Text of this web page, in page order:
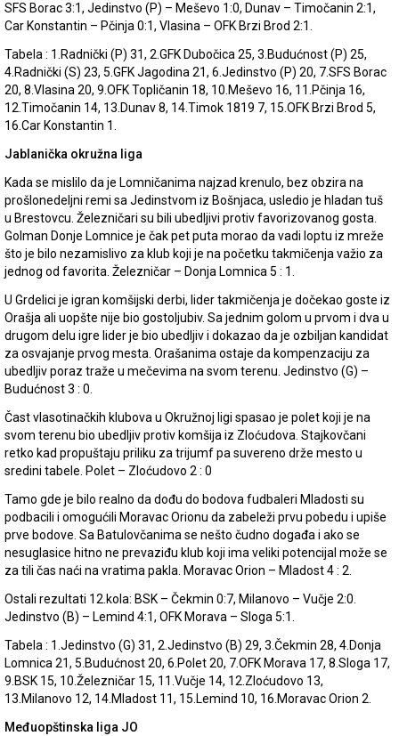
SFS Borac 3:1, Jedinstvo (P) – Meševo 1:0, Dunav – Timočanin 2:1,
Car Konstantin – Pčinja 0:1, Vlasina – OFK Brzi Brod 2:1.
Tabela : 1.Radnički (P) 31, 2.GFK Dubočica 25, 3.Budućnost (P) 25,
4.Radnički (S) 23, 5.GFK Jagodina 21, 6.Jedinstvo (P) 20, 7.SFS Borac
20, 8.Vlasina 20, 9.OFK Topličanin 18, 10.Meševo 16, 11.Pčinja 16,
12.Timočanin 14, 13.Dunav 8, 14.Timok 1819 7, 15.OFK Brzi Brod 5,
16.Car Konstantin 1.
Jablanička okružna liga
Kada se mislilo da je Lomničanima najzad krenulo, bez obzira na
prošlonedeljni remi sa Jedinstvom iz Bošnjaca, usledio je hladan tuš
u Brestovcu. Železničari su bili ubedljivi protiv favorizovanog gosta.
Golman Donje Lomnice je čak pet puta morao da vadi loptu iz mreže
što je bilo nezamislivo za klub koji je na početku takmičenja važio za
jednog od favorita. Železničar – Donja Lomnica 5 : 1.
U Grdelici je igran komšijski derbi, lider takmičenja je dočekao goste iz
Orašja ali uopšte nije bio gostoljubiv. Sa jednim golom u prvom i dva u
drugom delu igre lider je bio ubedljiv i dokazao da je ozbiljan kandidat
za osvajanje prvog mesta. Orašanima ostaje da kompenzaciju za
ubedljiv poraz traže u mečevima na svom terenu. Jedinstvo (G) –
Budućnost 3 : 0.
Čast vlasotinačkih klubova u Okružnoj ligi spasao je polet koji je na
svom terenu bio ubedljiv protiv komšija iz Zloćudova. Stajkovčani
retko kad propuštaju priliku za trijumf pa suvereno drže mesto u
sredini tabele. Polet – Zloćudovo 2 : 0
Tamo gde je bilo realno da dođu do bodova fudbaleri Mladosti su
podbacili i omogućili Moravac Orionu da zabeleži prvu pobedu i upiše
prve bodove. Sa Batulovčanima se nešto čudno događa i ako se
nesuglasice hitno ne prevaziđu klub koji ima veliki potencijal može se
za tili čas naći na vratima pakla. Moravac Orion – Mladost 4 : 2.
Ostali rezultati 12.kola: BSK – Čekmin 0:7, Milanovo – Vučje 2:0.
Jedinstvo (B) – Lemind 4:1, OFK Morava – Sloga 5:1.
Tabela : 1.Jedinstvo (G) 31, 2.Jedinstvo (B) 29, 3.Čekmin 28, 4.Donja
Lomnica 21, 5.Budućnost 20, 6.Polet 20, 7.OFK Morava 17, 8.Sloga 17,
9.BSK 15, 10.Železničar 15, 11.Vučje 14, 12.Zloćudovo 13,
13.Milanovo 12, 14.Mladost 11, 15.Lemind 10, 16.Moravac Orion 2.
Međuopštinska liga JO